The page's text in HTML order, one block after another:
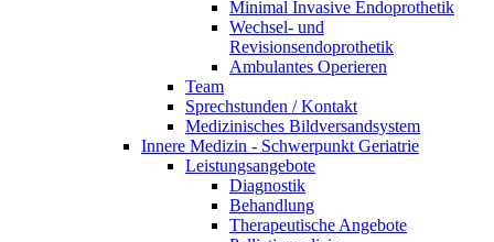
Minimal Invasive Endoprothetik
Wechsel- und
Revisionsendoprothetik
Ambulantes Operieren
Team
Sprechstunden / Kontakt
Medizinisches Bildversandsystem
Innere Medizin - Schwerpunkt Geriatrie
Leistungsangebote
Diagnostik
Behandlung
Therapeutische Angebote